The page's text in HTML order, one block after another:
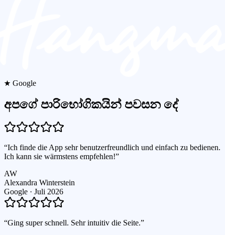
★ Google
අපගේ පාරිභෝගිකයින් පවසන දේ
“Ich finde die App sehr benutzerfreundlich und einfach zu bedienen.
Ich kann sie wärmstens empfehlen!”
AW
Alexandra Winterstein
Google · Juli 2026
“Ging super schnell. Sehr intuitiv die Seite.”